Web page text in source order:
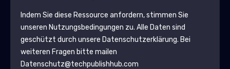
Indem Sie diese Ressource anfordern, stimmen Sie
unseren Nutzungsbedingungen zu. Alle Daten sind
geschützt durch unsere Datenschutzerklärung. Bei
weiteren Fragen bitte mailen
Datenschutz@techpublishhub.com